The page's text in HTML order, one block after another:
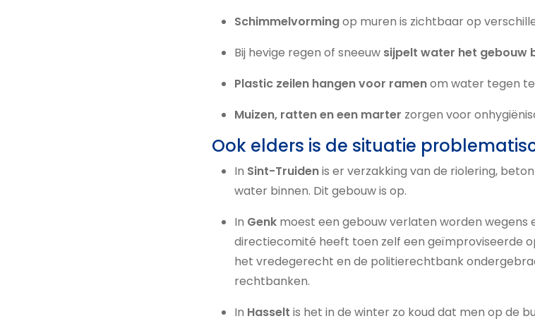
Schimmelvormingop muren is zichtbaar op
Bij hevige regen of sneeuw sijpelt water het gebouw
Plastic zeilen hangen voor ramenom water tegen
Muizen, ratten en een marter zorgen voor
Ook elders is de situatie
In Sint-Truidenis er verzakking van de riolering,
water binnen. Dit gebouw is op.
In Genk moest een gebouw verlaten worden wegens
directiecomité heeft toen zelf een geïmproviseerde
het vredegerecht en de politierechtbank
rechtbanken.
In Hasselt is het in de winter zo koud dat men op de